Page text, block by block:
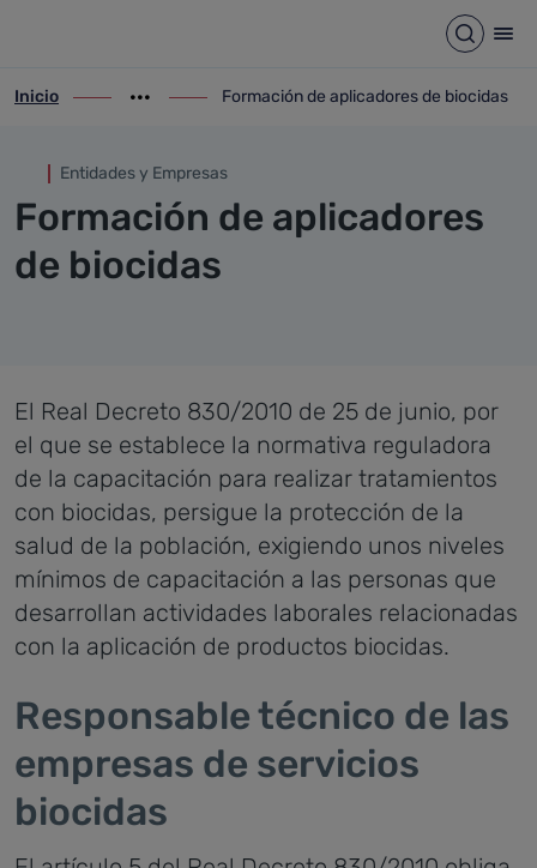
Formación de aplicadores de
Abrir
ir-a inicio
Inicio
Mostrar opciones del camino de migas
ir-a Formación de aplicadores de
Formación de aplicadores de biocidas
Entidades y Empresas
Formación de aplicadores
de biocidas
El Real Decreto 830/2010 de 25 de junio, por
el que se establece la normativa reguladora
de la capacitación para realizar tratamientos
con biocidas, persigue la protección de la
salud de la población, exigiendo unos niveles
mínimos de capacitación a las personas que
desarrollan actividades laborales relacionadas
con la aplicación de productos biocidas.
Responsable técnico de las
empresas de servicios
biocidas